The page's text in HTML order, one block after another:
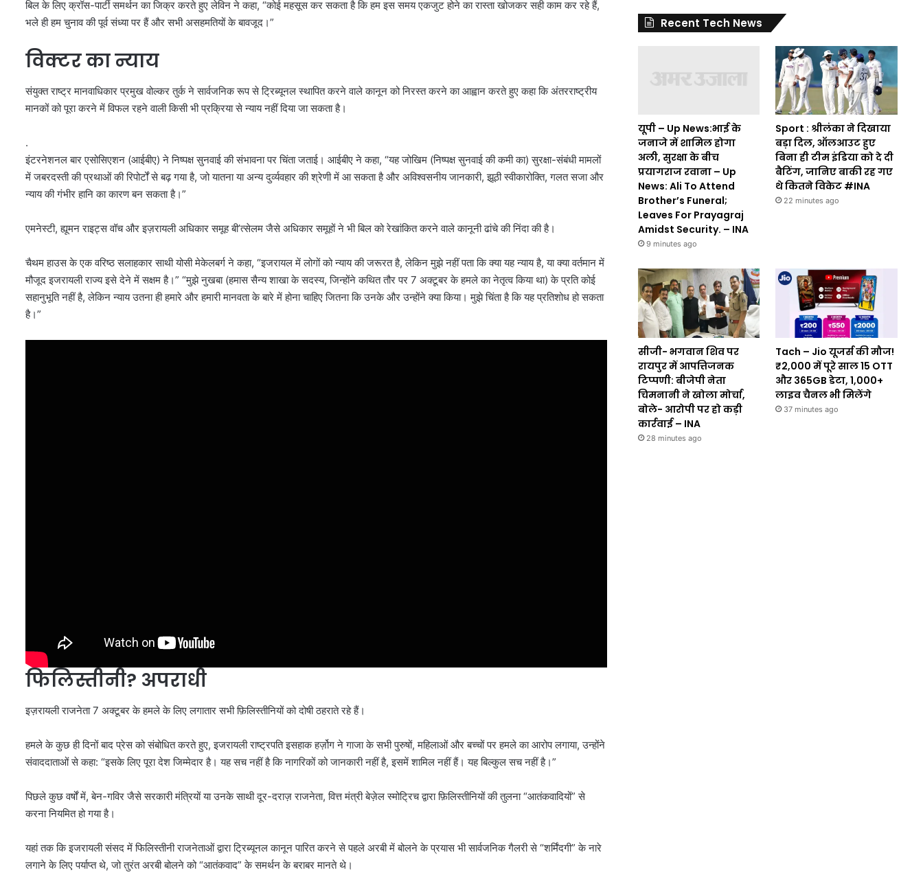
बिल के लिए क्रॉस-पार्टी समर्थन का जिक्र करते हुए लेविन ने कहा, “कोई महसूस कर सकता है कि हम इस समय एकजुट होने का रास्ता खोजकर सही काम कर रहे हैं,
भले ही हम चुनाव की पूर्व संध्या पर हैं और सभी असहमतियों के बावजूद।”
विक्टर का न्याय
संयुक्त राष्ट्र मानवाधिकार प्रमुख वोल्कर तुर्क ने सार्वजनिक रूप से ट्रिब्यूनल स्थापित करने वाले कानून को निरस्त करने का आह्वान करते हुए कहा कि अंतरराष्ट्रीय
मानकों को पूरा करने में विफल रहने वाली किसी भी प्रक्रिया से न्याय नहीं दिया जा सकता है।
.
इंटरनेशनल बार एसोसिएशन (आईबीए) ने निष्पक्ष सुनवाई की संभावना पर चिंता जताई। आईबीए ने कहा, “यह जोखिम (निष्पक्ष सुनवाई की कमी का) सुरक्षा-संबंधी मामलों
में जबरदस्ती की प्रथाओं की रिपोर्टों से बढ़ गया है, जो यातना या अन्य दुर्व्यवहार की श्रेणी में आ सकता है और अविश्वसनीय जानकारी, झूठी स्वीकारोक्ति, गलत सजा और
न्याय की गंभीर हानि का कारण बन सकता है।”
एमनेस्टी, ह्यूमन राइट्स वॉच और इज़रायली अधिकार समूह बी’त्सेलम जैसे अधिकार समूहों ने भी बिल को रेखांकित करने वाले कानूनी ढांचे की निंदा की है।
चैथम हाउस के एक वरिष्ठ सलाहकार साथी योसी मेकेलबर्ग ने कहा, “इजरायल में लोगों को न्याय की जरूरत है, लेकिन मुझे नहीं पता कि क्या यह न्याय है, या क्या वर्तमान में
मौजूद इजरायली राज्य इसे देने में सक्षम है।” “मुझे नुखबा (हमास सैन्य शाखा के सदस्य, जिन्होंने कथित तौर पर 7 अक्टूबर के हमले का नेतृत्व किया था) के प्रति कोई
सहानुभूति नहीं है, लेकिन न्याय उतना ही हमारे और हमारी मानवता के बारे में होना चाहिए जितना कि उनके और उन्होंने क्या किया। मुझे चिंता है कि यह प्रतिशोध हो सकता
है।”
फिलिस्तीनी? अपराधी
इज़रायली राजनेता 7 अक्टूबर के हमले के लिए लगातार सभी फ़िलिस्तीनियों को दोषी ठहराते रहे हैं।
हमले के कुछ ही दिनों बाद प्रेस को संबोधित करते हुए, इजरायली राष्ट्रपति इसहाक हर्ज़ोग ने गाजा के सभी पुरुषों, महिलाओं और बच्चों पर हमले का आरोप लगाया, उन्होंने
संवाददाताओं से कहा: “इसके लिए पूरा देश जिम्मेदार है। यह सच नहीं है कि नागरिकों को जानकारी नहीं है, इसमें शामिल नहीं हैं। यह बिल्कुल सच नहीं है।”
पिछले कुछ वर्षों में, बेन-गविर जैसे सरकारी मंत्रियों या उनके साथी दूर-दराज़ राजनेता, वित्त मंत्री बेज़ेल स्मोट्रिच द्वारा फ़िलिस्तीनियों की तुलना “आतंकवादियों” से
करना नियमित हो गया है।
यहां तक ​​कि इजरायली संसद में फिलिस्तीनी राजनेताओं द्वारा ट्रिब्यूनल कानून पारित करने से पहले अरबी में बोलने के प्रयास भी सार्वजनिक गैलरी से “शर्मिंदगी” के नारे
लगाने के लिए पर्याप्त थे, जो तुरंत अरबी बोलने को “आतंकवाद” के समर्थन के बराबर मानते थे।
Recent Tech News
यूपी – Up News:भाई के
जनाजे में शामिल होगा
अली, सुरक्षा के बीच
प्रयागराज रवाना – Up
News: Ali To Attend
Brother’s Funeral;
Leaves For Prayagraj
Amidst Security. – INA
9 minutes ago
Sport : श्रीलंका ने दिखाया
बड़ा दिल, ऑलआउट हुए
बिना ही टीम इंडिया को दे दी
बैटिंग, जानिए बाकी रह गए
थे कितने विकेट #INA
22 minutes ago
सीजी- भगवान शिव पर
रायपुर में आपत्तिजनक
टिप्पणी: बीजेपी नेता
चिमनानी ने खोला मोर्चा,
बोले- आरोपी पर हो कड़ी
कार्रवाई – INA
28 minutes ago
Tach – Jio यूजर्स की मौज!
₹2,000 में पूरे साल 15 OTT
और 365GB डेटा, 1,000+
लाइव चैनल भी मिलेंगे
37 minutes ago